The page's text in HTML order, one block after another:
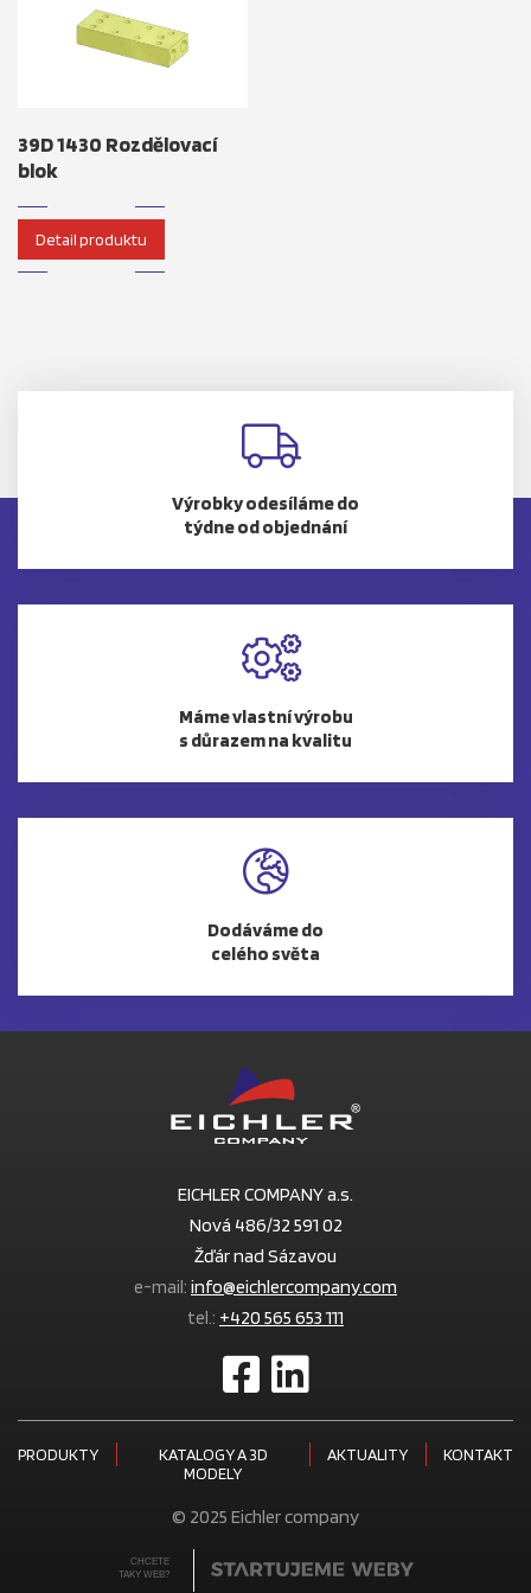
39D 1430 Rozdělovací
blok
Detail produktu
Výrobky odesíláme do
týdne od objednání
Máme vlastní výrobu
s důrazem na kvalitu
Dodáváme do
celého světa
© 2025 Eichler company
EICHLER COMPANY a.s.
Nová 486/32 591 02
Žďár nad Sázavou
e-mail: info@eichlercompany.com
tel.: +420 565 653 111
PRODUKTY
KATALOGY A 3D
MODELY
AKTUALITY KONTAKT
CHCETE
TAKY WEB?